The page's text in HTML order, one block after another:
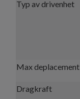
Typ av drivenhet
Max deplacement
Dragkraft